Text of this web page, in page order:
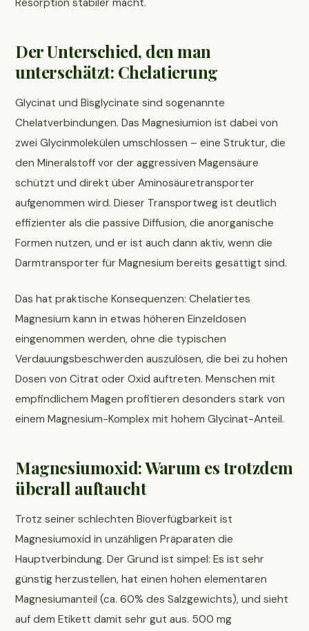
Resorption stabiler macht.
Der Unterschied, den man
unterschätzt: Chelatierung
Glycinat und Bisglycinate sind sogenannte
Chelatverbindungen. Das Magnesiumion ist dabei von
zwei Glycinmolekülen umschlossen – eine Struktur, die
den Mineralstoff vor der aggressiven Magensäure
schützt und direkt über Aminosäuretransporter
aufgenommen wird. Dieser Transportweg ist deutlich
effizienter als die passive Diffusion, die anorganische
Formen nutzen, und er ist auch dann aktiv, wenn die
Darmtransporter für Magnesium bereits gesättigt sind.
Das hat praktische Konsequenzen: Chelatiertes
Magnesium kann in etwas höheren Einzeldosen
eingenommen werden, ohne die typischen
Verdauungsbeschwerden auszulösen, die bei zu hohen
Dosen von Citrat oder Oxid auftreten. Menschen mit
empfindlichem Magen profitieren desonders stark von
einem Magnesium-Komplex mit hohem Glycinat-Anteil.
Magnesiumoxid: Warum es trotzdem
überall auftaucht
Trotz seiner schlechten Bioverfügbarkeit ist
Magnesiumoxid in unzähligen Präparaten die
Hauptverbindung. Der Grund ist simpel: Es ist sehr
günstig herzustellen, hat einen hohen elementaren
Magnesiumanteil (ca. 60% des Salzgewichts), und sieht
auf dem Etikett damit sehr gut aus. 500 mg